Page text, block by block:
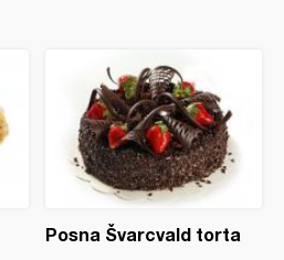
Posna Švarcvald torta